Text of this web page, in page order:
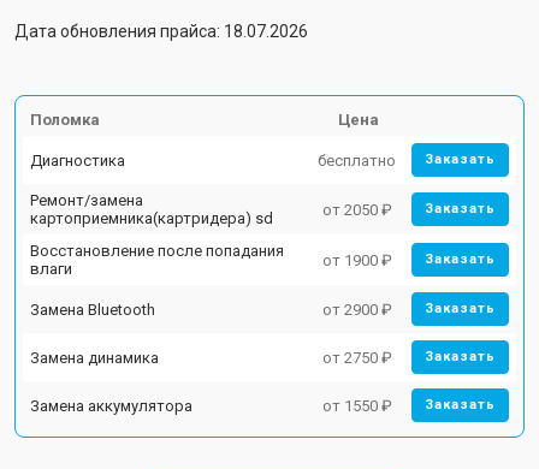
Дата обновления прайса: 18.07.2026
Поломка Цена
Диагностика бесплатно Заказать
Ремонт/замена
картоприемника(картридера) sd
от 2050 ₽ Заказать
Восстановление после попадания
влаги
от 1900 ₽ Заказать
Замена Bluetooth от 2900 ₽ Заказать
Замена динамика от 2750 ₽ Заказать
Замена аккумулятора от 1550 ₽ Заказать